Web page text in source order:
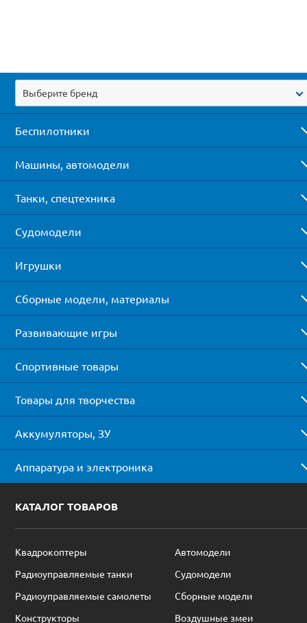
Выберите бренд
Беспилотники
Машины, автомодели
Танки, спецтехника
Судомодели
Игрушки
Сборные модели, материалы
Развивающие игры
Спортивные товары
Товары для творчества
Аккумуляторы, ЗУ
Аппаратура и электроника
КАТАЛОГ ТОВАРОВ
Квадрокоптеры
Автомодели
Радиоуправляемые танки
Судомодели
Радиоуправляемые самолеты
Сборные модели
Конструкторы
Воздушные змеи